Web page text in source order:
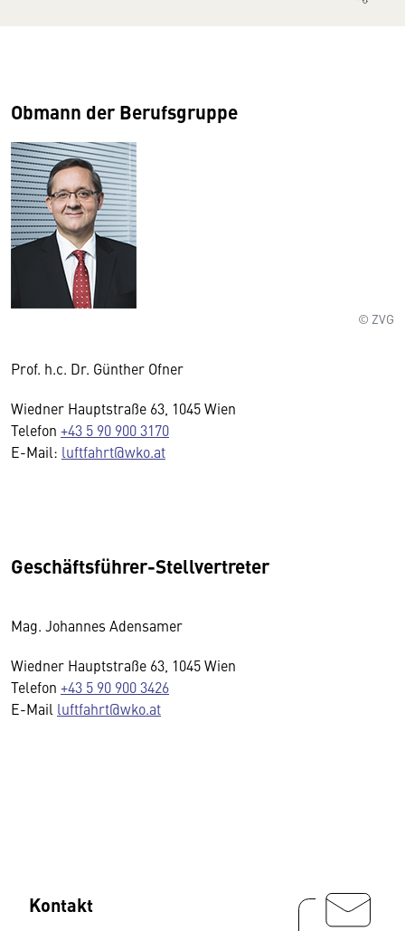
Obmann der Berufsgruppe
© ZVG
Prof. h.c. Dr. Günther Ofner
Wiedner Hauptstraße 63, 1045 Wien
Telefon +43 5 90 900 3170
E-Mail: luftfahrt@wko.at
Geschäftsführer-Stellvertreter
Mag. Johannes Adensamer
Wiedner Hauptstraße 63, 1045 Wien
Telefon +43 5 90 900 3426
E-Mail luftfahrt@wko.at
Kontakt